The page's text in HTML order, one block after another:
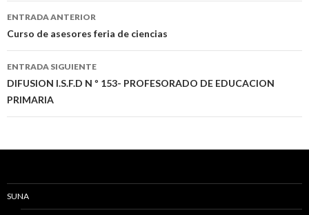
Navegación
de
entradas
ENTRADA ANTERIOR
Curso de asesores feria de ciencias
ENTRADA SIGUIENTE
DIFUSION I.S.F.D N º 153- PROFESORADO DE EDUCACION
PRIMARIA
SUNA